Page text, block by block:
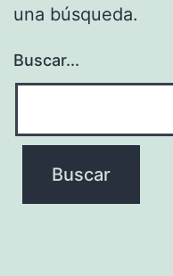
una búsqueda.
Buscar...